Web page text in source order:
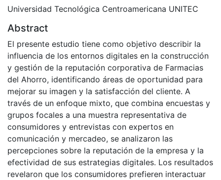
Universidad Tecnológica Centroamericana UNITEC
Abstract
El presente estudio tiene como objetivo describir la
influencia de los entornos digitales en la construcción
y gestión de la reputación corporativa de Farmacias
del Ahorro, identificando áreas de oportunidad para
mejorar su imagen y la satisfacción del cliente. A
través de un enfoque mixto, que combina encuestas y
grupos focales a una muestra representativa de
consumidores y entrevistas con expertos en
comunicación y mercadeo, se analizaron las
percepciones sobre la reputación de la empresa y la
efectividad de sus estrategias digitales. Los resultados
revelaron que los consumidores prefieren interactuar